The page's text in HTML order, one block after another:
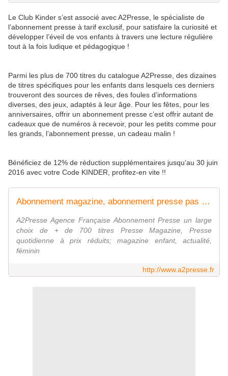
Le Club Kinder s’est associé avec A2Presse, le spécialiste de
l’abonnement presse à tarif exclusif, pour satisfaire la curiosité et
développer l’éveil de vos enfants à travers une lecture régulière
tout à la fois ludique et pédagogique !
Parmi les plus de 700 titres du catalogue A2Presse, des dizaines
de titres spécifiques pour les enfants dans lesquels ces derniers
trouveront des sources de rêves, des foules d’informations
diverses, des jeux, adaptés à leur âge. Pour les fêtes, pour les
anniversaires, offrir un abonnement presse c’est offrir autant de
cadeaux que de numéros à recevoir, pour les petits comme pour
les grands, l’abonnement presse, un cadeau malin !
Bénéficiez de 12% de réduction supplémentaires jusqu’au 30 juin
2016 avec votre Code KINDER, profitez-en vite !!
Abonnement magazine, abonnement presse pas cher | A2PRESSE
A2Presse Agence Française Abonnement Presse un large
choix de + de 700 titres Presse Magazine, Presse
quotidienne à prix réduits; magazine enfant, actualité,
féminin
http://www.a2presse.fr